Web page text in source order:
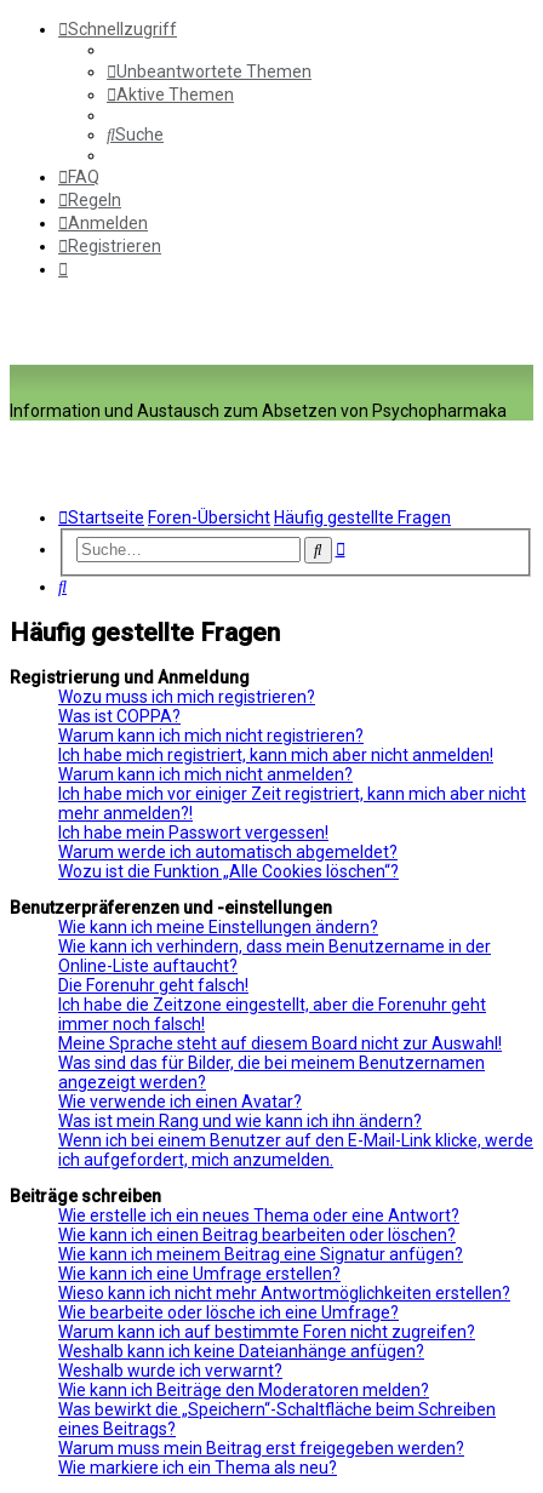
Schnellzugriff
Unbeantwortete Themen
Aktive Themen
Suche
FAQ
Regeln
Anmelden
Registrieren
Information und Austausch zum Absetzen von Psychopharmaka
Startseite Foren-Übersicht Häufig gestellte Fragen
SucheErweiterte
Suche
Häufig gestellte Fragen
Registrierung und Anmeldung
Wozu muss ich mich registrieren?
Was ist COPPA?
Warum kann ich mich nicht registrieren?
Ich habe mich registriert, kann mich aber nicht anmelden!
Warum kann ich mich nicht anmelden?
Ich habe mich vor einiger Zeit registriert, kann mich aber nicht
mehr anmelden?!
Ich habe mein Passwort vergessen!
Warum werde ich automatisch abgemeldet?
Wozu ist die Funktion „Alle Cookies löschen“?
Benutzerpräferenzen und -einstellungen
Wie kann ich meine Einstellungen ändern?
Wie kann ich verhindern, dass mein Benutzername in der
Online-Liste auftaucht?
Die Forenuhr geht falsch!
Ich habe die Zeitzone eingestellt, aber die Forenuhr geht
immer noch falsch!
Meine Sprache steht auf diesem Board nicht zur Auswahl!
Was sind das für Bilder, die bei meinem Benutzernamen
angezeigt werden?
Wie verwende ich einen Avatar?
Was ist mein Rang und wie kann ich ihn ändern?
Wenn ich bei einem Benutzer auf den E-Mail-Link klicke, werde
ich aufgefordert, mich anzumelden.
Beiträge schreiben
Wie erstelle ich ein neues Thema oder eine Antwort?
Wie kann ich einen Beitrag bearbeiten oder löschen?
Wie kann ich meinem Beitrag eine Signatur anfügen?
Wie kann ich eine Umfrage erstellen?
Wieso kann ich nicht mehr Antwortmöglichkeiten erstellen?
Wie bearbeite oder lösche ich eine Umfrage?
Warum kann ich auf bestimmte Foren nicht zugreifen?
Weshalb kann ich keine Dateianhänge anfügen?
Weshalb wurde ich verwarnt?
Wie kann ich Beiträge den Moderatoren melden?
Was bewirkt die „Speichern“-Schaltfläche beim Schreiben
eines Beitrags?
Warum muss mein Beitrag erst freigegeben werden?
Wie markiere ich ein Thema als neu?